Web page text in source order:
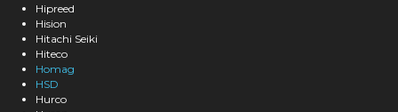
Hipreed
Hision
Hitachi Seiki
Hiteco
Homag
HSD
Hurco